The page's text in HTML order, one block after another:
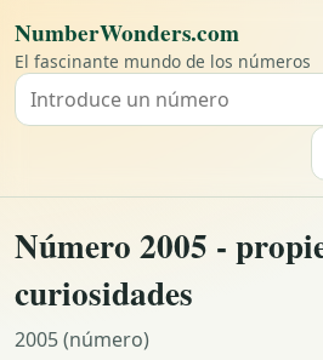
NumberWonders.com
El fascinante mundo de los números
Buscar un número
Número 2005 -
curiosidades
2005 (número)